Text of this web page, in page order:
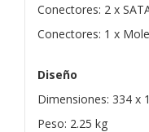
Conectores: 2 x
Conectores: 1 x
Diseño
Dimensiones: 334 x
Peso: 2.25 kg